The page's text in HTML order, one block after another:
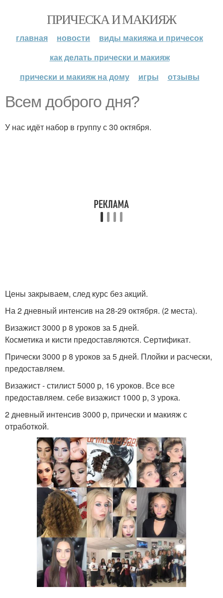
ПРИЧЕСКА И МАКИЯЖ
главная новости
виды макияжа и причесок
как делать прически и макияж
прически и макияж на дому
игры отзывы
Всем доброго дня?
У нас идёт набор в группу с 30 октября.
Цены закрываем, след курс без акций.
На 2 дневный интенсив на 28-29 октября. (2 места).
Визажист 3000 р 8 уроков за 5 дней.
Косметика и кисти предоставляются. Сертификат.
Прически 3000 р 8 уроков за 5 дней. Плойки и расчески,
предоставляем.
Визажист - стилист 5000 р, 16 уроков. Все все
предоставляем. себе визажист 1000 р, 3 урока.
2 дневный интенсив 3000 р, прически и макияж с
отработкой.